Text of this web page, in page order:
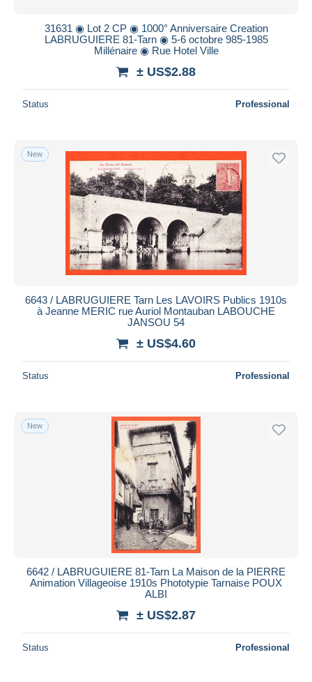
31631 ◉ Lot 2 CP ◉ 1000° Anniversaire Creation
LABRUGUIERE 81-Tarn ◉ 5-6 octobre 985-1985
Millénaire ◉ Rue Hotel Ville
± US$2.88
Status Professional
New
6643 / LABRUGUIERE Tarn Les LAVOIRS Publics 1910s
à Jeanne MERIC rue Auriol Montauban LABOUCHE
JANSOU 54
± US$4.60
Status Professional
New
6642 / LABRUGUIERE 81-Tarn La Maison de la PIERRE
Animation Villageoise 1910s Phototypie Tarnaise POUX
ALBI
± US$2.87
Status Professional